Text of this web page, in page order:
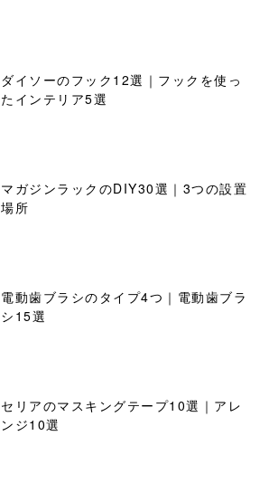
ダイソーのフック12選｜フックを使っ
たインテリア5選
マガジンラックのDIY30選｜3つの設置
場所
電動歯ブラシのタイプ4つ｜電動歯ブラ
シ15選
セリアのマスキングテープ10選｜アレ
ンジ10選